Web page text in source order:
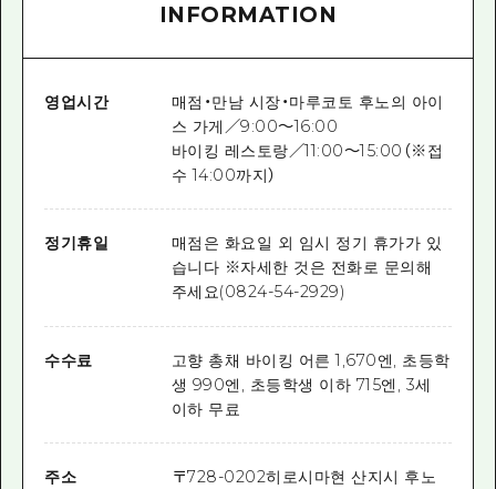
INFORMATION
영업시간
매점・만남 시장・마루코토 후노의 아이
스 가게／9:00～16:00
바이킹 레스토랑／11:00～15:00（※접
수 14:00까지）
정기휴일
매점은 화요일 외 임시 정기 휴가가 있
습니다 ※자세한 것은 전화로 문의해
주세요(0824-54-2929)
수수료
고향 총채 바이킹 어른 1,670엔, 초등학
생 990엔, 초등학생 이하 715엔, 3세
이하 무료
주소 〒728-0202히로시마현 산지시 후노